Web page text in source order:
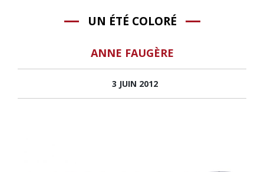
UN ÉTÉ COLORÉ
ANNE FAUGÈRE
3 JUIN 2012